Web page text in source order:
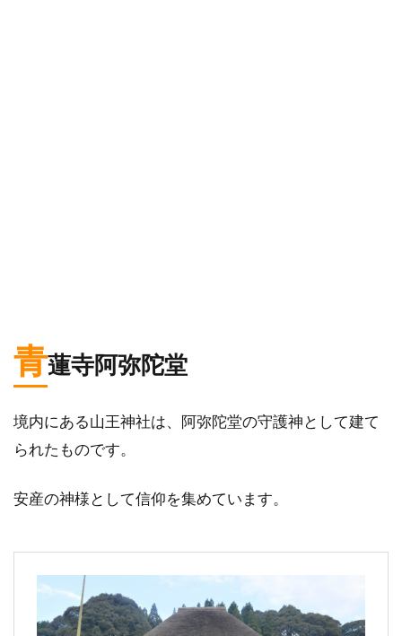
青蓮寺阿弥陀堂
境内にある山王神社は、阿弥陀堂の守護神として建て
られたものです。
安産の神様として信仰を集めています。